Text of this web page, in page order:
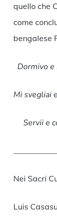
quello che
come
bengalese
Dormivo e
Mi svegliai
Servii e
Nei Sacri
Luis